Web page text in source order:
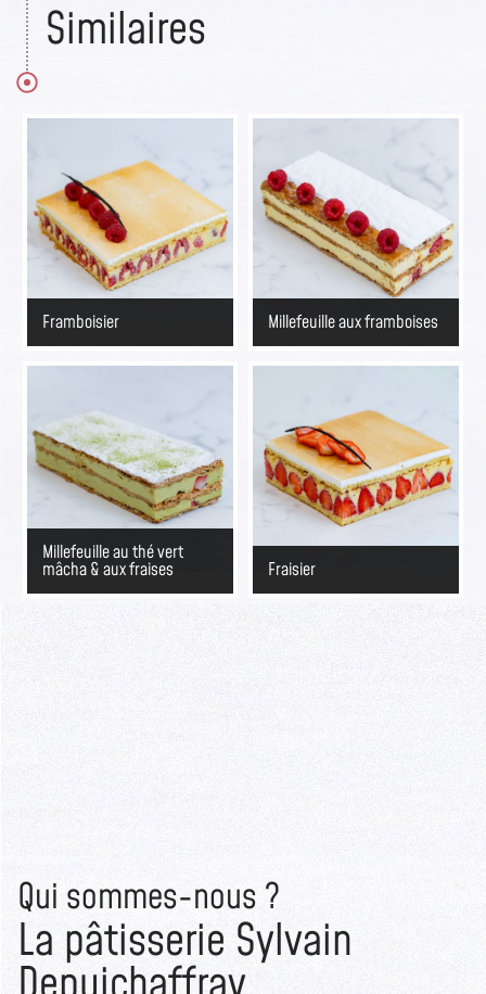
Similaires
Framboisier Millefeuille aux framboises
Millefeuille au thé vert
mâcha & aux fraises Fraisier
Qui sommes-nous ?
La pâtisserie Sylvain